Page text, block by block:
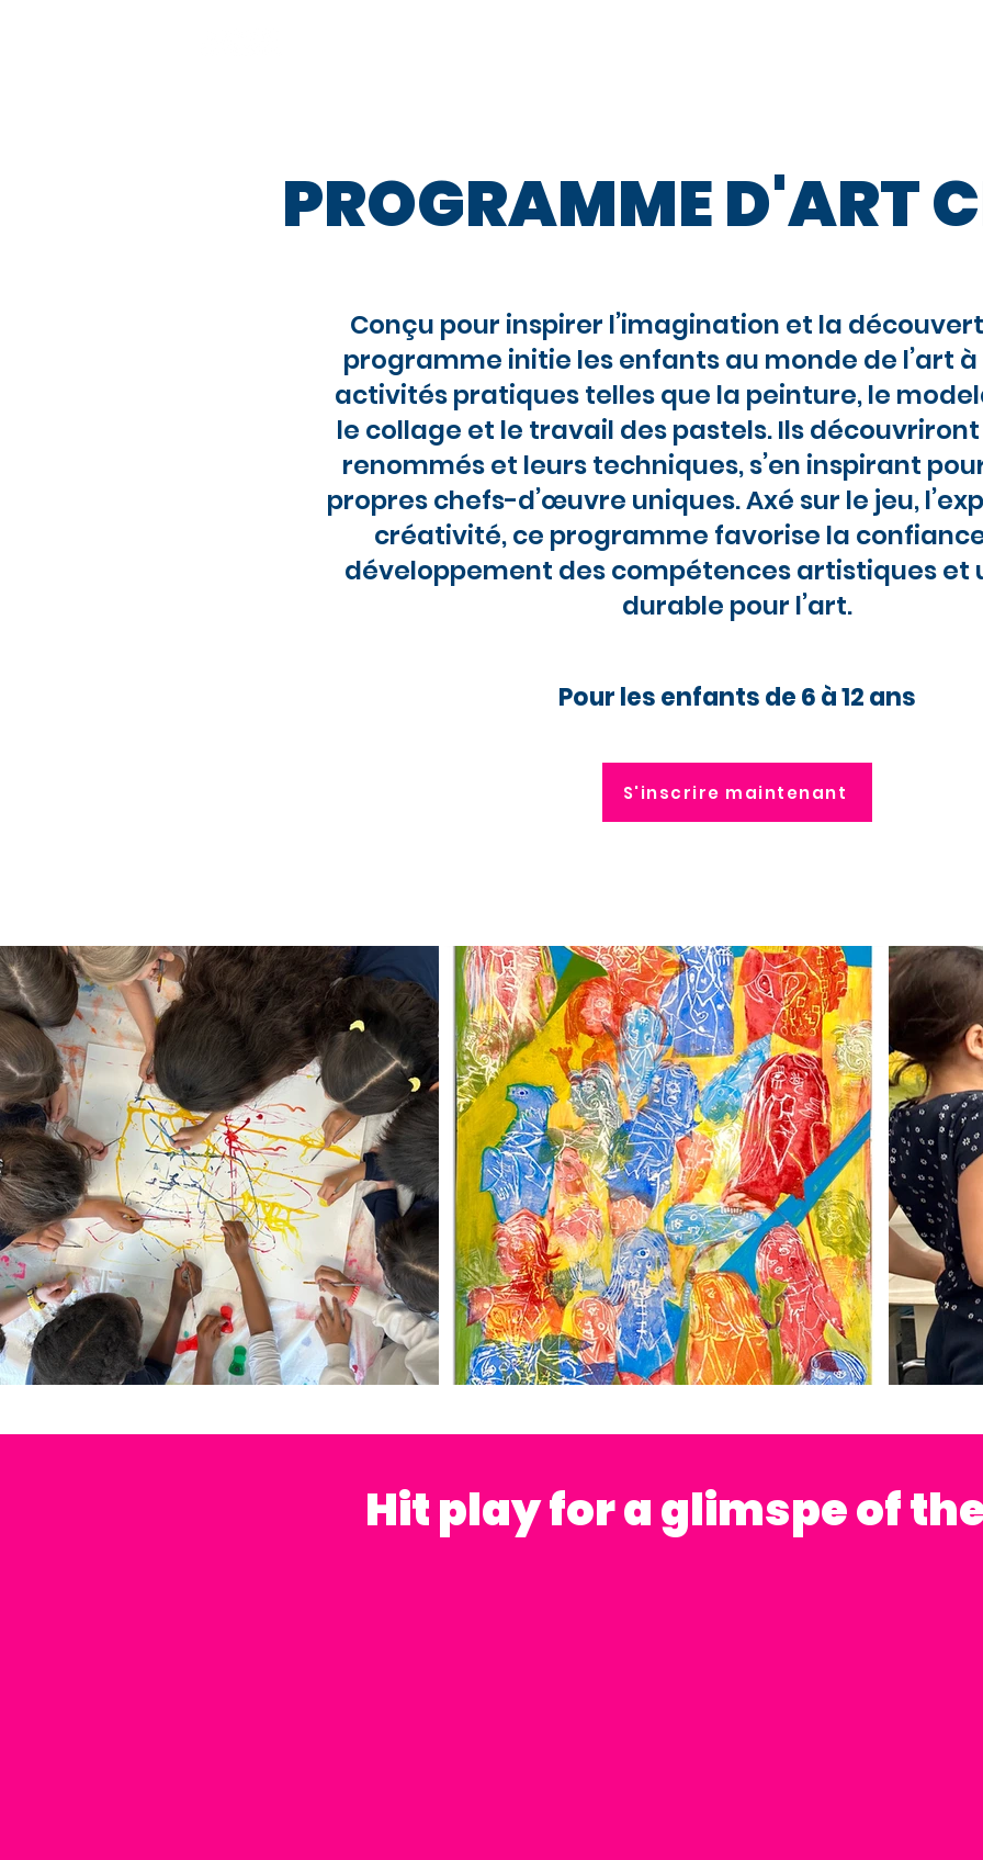
PROGRAMME D'ART
Conçu pour inspirer l’imagination et la
programme initie les enfants au monde de l’art
activités pratiques telles que la peinture, le
le collage et le travail des pastels. Ils
renommés et leurs techniques, s’en inspirant
propres chefs-d’œuvre uniques. Axé sur le jeu,
créativité, ce programme favorise la confiance
développement des compétences artistiques et
durable pour l’art.
Pour les enfants de 6 à 12 ans
S'inscrire maintenant
Hit play for a glimspe of